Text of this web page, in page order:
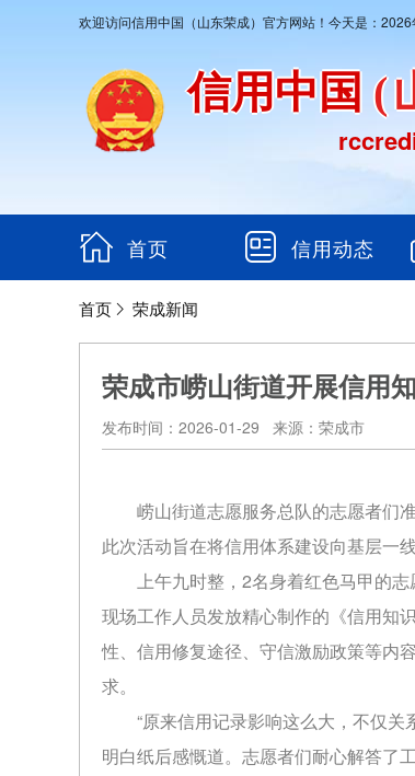
欢迎访问信用中国（山东荣成）官方网站！今天是：
信用中国 (
首页 信用动态
首页 荣成新闻
荣成市崂山街道开展信用
发布时间：2026-01-29 来源：荣成市
崂山街道志愿服务总队的志愿者们
此次活动旨在将信用体系建设向基层一
上午九时整，2名身着红色马甲的
现场工作人员发放精心制作的《信用知
性、信用修复途径、守信激励政策等内
求。
“原来信用记录影响这么大，不仅
明白纸后感慨道。志愿者们耐心解答了